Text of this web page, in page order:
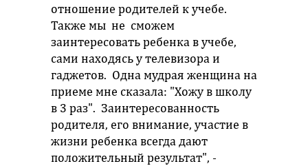
отношение родителей к учебе.
Также мы не сможем
заинтересовать ребенка в учебе,
сами находясь у телевизора и
гаджетов. Одна мудрая женщина на
приеме мне сказала: "Хожу в школу
в 3 раз". Заинтересованность
родителя, его внимание, участие в
жизни ребенка всегда дают
положительный результат", -